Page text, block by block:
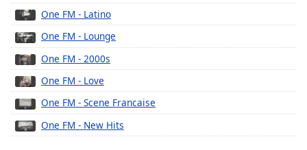
Subtitles
subtitles
settings,
opens
subtitles
settings
dialog
subtitles
One FM - Latino
One FM - Lounge
One FM - 2000s
One FM - Love
One FM - Scene Francaise
One FM - New Hits